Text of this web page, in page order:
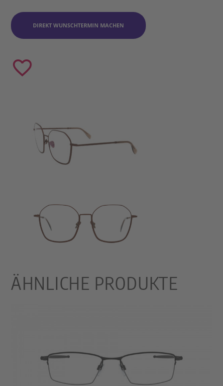
DIREKT WUNSCHTERMIN MACHEN
ÄHNLICHE PRODUKTE